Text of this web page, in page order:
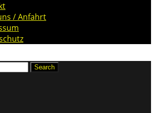
/ Anfahrt